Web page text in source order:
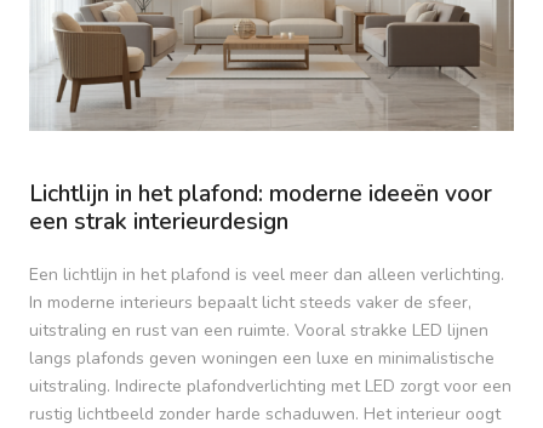
Lichtlijn in het plafond: moderne ideeën voor
een strak interieurdesign
Een lichtlijn in het plafond is veel meer dan alleen verlichting.
In moderne interieurs bepaalt licht steeds vaker de sfeer,
uitstraling en rust van een ruimte. Vooral strakke LED lijnen
langs plafonds geven woningen een luxe en minimalistische
uitstraling. Indirecte plafondverlichting met LED zorgt voor een
rustig lichtbeeld zonder harde schaduwen. Het interieur oogt